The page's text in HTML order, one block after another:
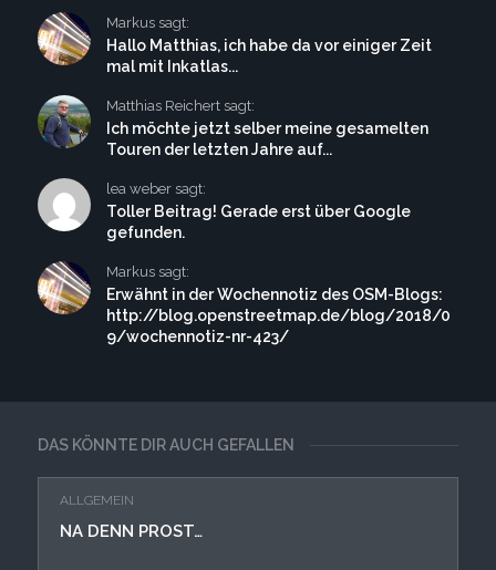
DAS KÖNNTE DIR AUCH GEFALLEN
ALLGEMEIN
NA DENN PROST…
Markus sagt:
Hallo Matthias, ich habe da vor einiger Zeit
mal mit Inkatlas...
Matthias Reichert sagt:
Ich möchte jetzt selber meine gesamelten
Touren der letzten Jahre auf...
lea weber sagt:
Toller Beitrag! Gerade erst über Google
gefunden.
Markus sagt:
Erwähnt in der Wochennotiz des OSM-Blogs:
http://blog.openstreetmap.de/blog/2018/0
9/wochennotiz-nr-423/